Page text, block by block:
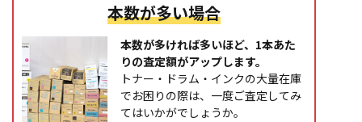
本数が多い場合
本数が多ければ多いほど、1本あた
りの査定額がアップします。
トナー・ドラム・インクの大量在庫
でお困りの際は、一度ご査定してみ
てはいかがでしょうか。